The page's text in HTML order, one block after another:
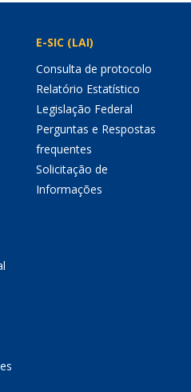
E-SIC (LAI)
Consulta de protocolo
Relatório Estatístico
Legislação Federal
Perguntas e Respostas
frequentes
Solicitação de
Informações